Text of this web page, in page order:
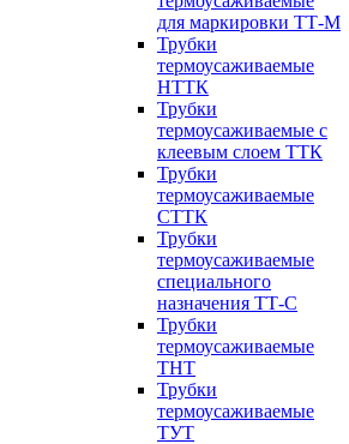
для маркировки ТТ-М
Трубки
термоусаживаемые
НTТК
Трубки
термоусаживаемые с
клеевым слоем TТК
Трубки
термоусаживаемые
СTТК
Трубки
термоусаживаемые
специального
назначения ТТ-С
Трубки
термоусаживаемые
ТНТ
Трубки
термоусаживаемые
ТУТ